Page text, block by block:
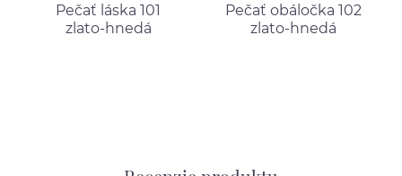
Pečať láska 101
zlato-hnedá
Pečať obáločka 102
zlato-hnedá